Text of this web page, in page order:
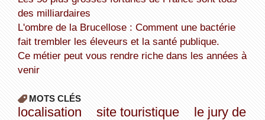
des milliardaires
L'ombre de la Brucellose : Comment une bactérie
fait trembler les éleveurs et la santé publique.
Ce métier peut vous rendre riche dans les années à
venir
MOTS CLÉS
localisation site touristique
le jury de